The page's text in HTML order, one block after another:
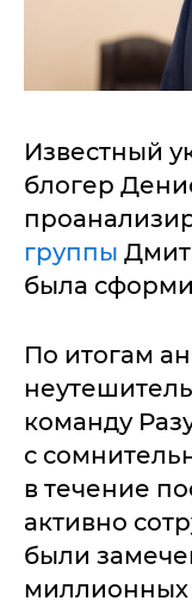
Известный
блогер
группы
была
По итогам
команду
с
в течение
активно
были
миллионных